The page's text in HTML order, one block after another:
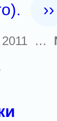
››
2011 …